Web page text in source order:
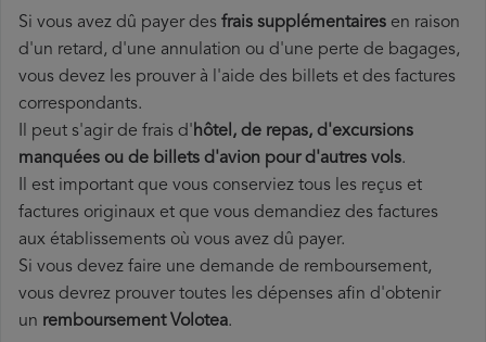
Si vous avez dû payer des frais supplémentaires en raison
d'un retard, d'une annulation ou d'une perte de bagages,
vous devez les prouver à l'aide des billets et des factures
correspondants.
Il peut s'agir de frais d'hôtel, de repas, d'excursions
manquées ou de billets d'avion pour d'autres vols.
Il est important que vous conserviez tous les reçus et
factures originaux et que vous demandiez des factures
aux établissements où vous avez dû payer.
Si vous devez faire une demande de remboursement,
vous devrez prouver toutes les dépenses afin d'obtenir
un remboursement Volotea.